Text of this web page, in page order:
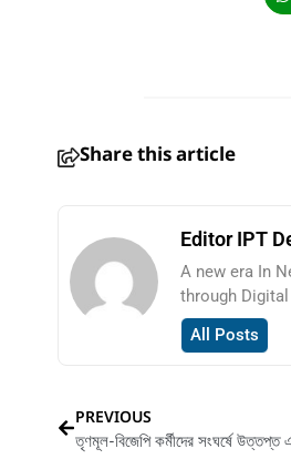
Share this article
Editor IPT
A new era In
through
All Posts
PREVIOUS
তৃণমূল-বিজেপি কর্মীদের সংঘর্ষে উত্তপ্ত